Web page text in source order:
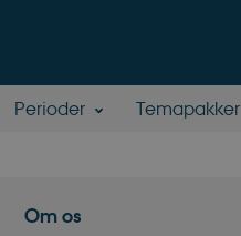
Perioder Temapakker
Om os